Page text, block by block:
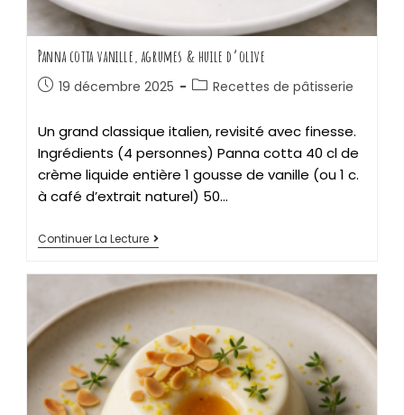
Panna cotta vanille, agrumes & huile d’olive
19 décembre 2025 Recettes de pâtisserie
Un grand classique italien, revisité avec finesse.
Ingrédients (4 personnes) Panna cotta 40 cl de
crème liquide entière 1 gousse de vanille (ou 1 c.
à café d’extrait naturel) 50…
Continuer La Lecture